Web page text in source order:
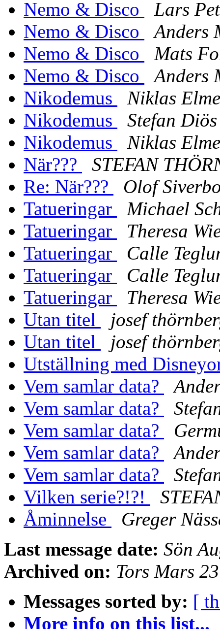
Nemo & Disco
Lars
Nemo & Disco
Anders
Nemo & Disco
Mats
Nemo & Disco
Anders
Nikodemus
Niklas
Nikodemus
Stefan Diös
Nikodemus
Niklas
När???
STEFAN
Re: När???
Olof
Tatueringar
Michael
Tatueringar
Theresa
Tatueringar
Calle
Tatueringar
Calle
Tatueringar
Theresa
Utan titel
josef
Utan titel
josef
Utställning med
Vem samlar data?
Vem samlar data?
Vem samlar data?
Vem samlar data?
Vem samlar data?
Vilken serie?!?!
Åminnelse
Greger
Last message date: Sön
Archived on: Tors Mars
Messages sorted by: [
More info on this list...